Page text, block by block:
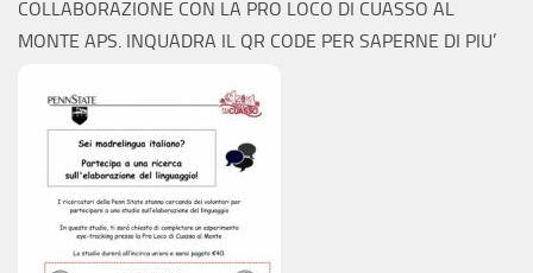
COLLABORAZIONE CON LA PRO LOCO DI CUASSO AL
MONTE APS. INQUADRA IL QR CODE PER SAPERNE DI PIU’